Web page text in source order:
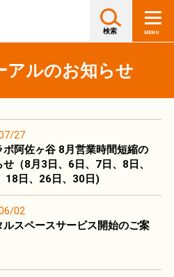
アルのお知らせ
27
ボ阿佐ヶ谷 8月営業時間短縮の
せ（8月3日、6日、7日、8日、
18日、26日、30日)
02
ルスペースサービス開始のご案